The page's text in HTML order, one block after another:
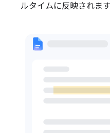
ルタイムに反映されます